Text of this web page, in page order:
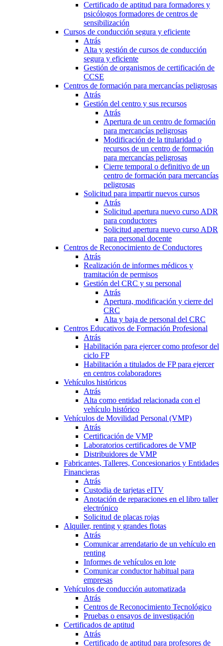
Certificado de aptitud para formadores y
psicólogos formadores de centros de
sensibilización
Cursos de conducción segura y eficiente
Atrás
Alta y gestión de cursos de conducción
segura y eficiente
Gestión de organismos de certificación de
CCSE
Centros de formación para mercancías peligrosas
Atrás
Gestión del centro y sus recursos
Atrás
Apertura de un centro de formación
para mercancías peligrosas
Modificación de la titularidad o
recursos de un centro de formación
para mercancías peligrosas
Cierre temporal o definitivo de un
centro de formación para mercancías
peligrosas
Solicitud para impartir nuevos cursos
Atrás
Solicitud apertura nuevo curso ADR
para conductores
Solicitud apertura nuevo curso ADR
para personal docente
Centros de Reconocimiento de Conductores
Atrás
Realización de informes médicos y
tramitación de permisos
Gestión del CRC y su personal
Atrás
Apertura, modificación y cierre del
CRC
Alta y baja de personal del CRC
Centros Educativos de Formación Profesional
Atrás
Habilitación para ejercer como profesor del
ciclo FP
Habilitación a titulados de FP para ejercer
en centros colaboradores
Vehículos históricos
Atrás
Alta como entidad relacionada con el
vehículo histórico
Vehículos de Movilidad Personal (VMP)
Atrás
Certificación de VMP
Laboratorios certificadores de VMP
Distribuidores de VMP
Fabricantes, Talleres, Concesionarios y Entidades
Financieras
Atrás
Custodia de tarjetas eITV
Anotación de reparaciones en el libro taller
electrónico
Solicitud de placas rojas
Alquiler, renting y grandes flotas
Atrás
Comunicar arrendatario de un vehículo en
renting
Informes de vehículos en lote
Comunicar conductor habitual para
empresas
Vehículos de conducción automatizada
Atrás
Centros de Reconocimiento Tecnológico
Pruebas o ensayos de investigación
Certificados de aptitud
Atrás
Certificado de aptitud para profesores de